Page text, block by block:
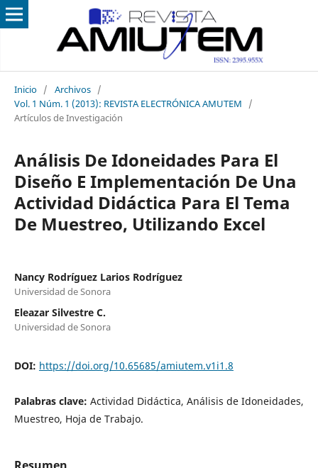
Inicio / Archivos /
Vol. 1 Núm. 1 (2013): REVISTA ELECTRÓNICA AMUTEM
/
Artículos de Investigación
Análisis De Idoneidades Para El
Diseño E Implementación De Una
Actividad Didáctica Para El Tema
De Muestreo, Utilizando Excel
Nancy Rodríguez Larios Rodríguez
Universidad de Sonora
Eleazar Silvestre C.
Universidad de Sonora
DOI: https://doi.org/10.65685/amiutem.v1i1.8
Palabras clave: Actividad Didáctica, Análisis de Idoneidades,
Muestreo, Hoja de Trabajo.